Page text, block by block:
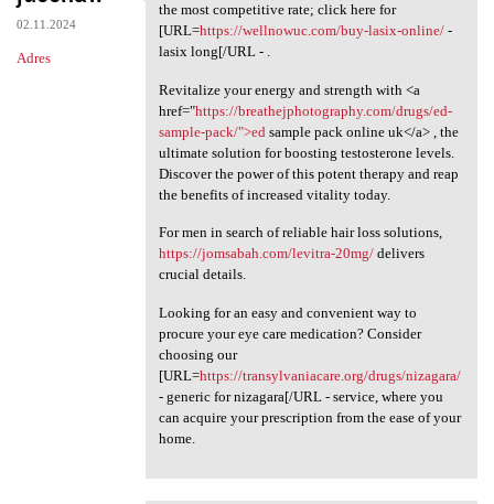
02.11.2024
Adres
the most competitive rate; click here for
[URL=https://wellnowuc.com/buy-lasix-online/-
lasix long[/URL - .
Revitalize your energy and strength with <a
href="https://breathejphotography.com/drugs/ed-
sample-pack/">ed sample pack online uk</a> , the
ultimate solution for boosting testosterone levels.
Discover the power of this potent therapy and reap
the benefits of increased vitality today.
For men in search of reliable hair loss solutions,
https://jomsabah.com/levitra-20mg/delivers
crucial details.
Looking for an easy and convenient way to
procure your eye care medication? Consider
choosing our
[URL=https://transylvaniacare.org/drugs/nizagara/
- generic for nizagara[/URL - service, where you
can acquire your prescription from the ease of your
home.